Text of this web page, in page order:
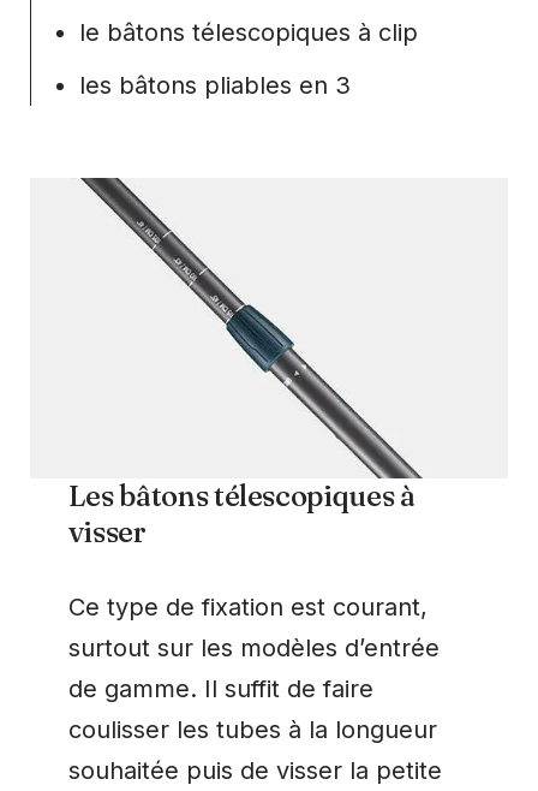
le bâtons télescopiques à clip
les bâtons pliables en 3
Les bâtons télescopiques à
visser
Ce type de fixation est courant,
surtout sur les modèles d’entrée
de gamme. Il suffit de faire
coulisser les tubes à la longueur
souhaitée puis de visser la petite